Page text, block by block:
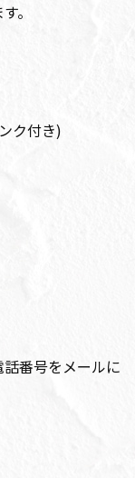
。
ク付き)
番号をメールに